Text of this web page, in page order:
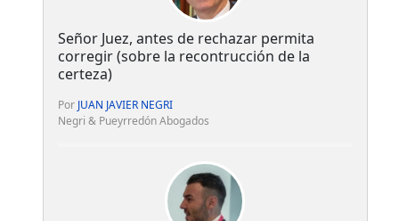
Señor Juez, antes de rechazar permita
corregir (sobre la recontrucción de la
certeza)
Por JUAN JAVIER NEGRI
Negri & Pueyrredón Abogados